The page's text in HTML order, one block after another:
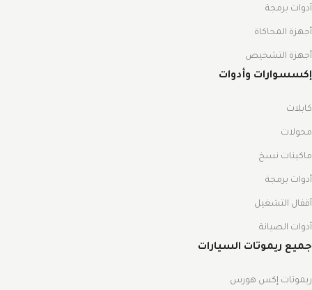
أدوات برمجة
أجهزة المحاكاة
أجهزة التشخيص
إكسسوارات وأدوات
كابلات
محولات
ماكينات نسخ
أدوات برمجة
أقفال التشغيل
أدوات الصيانة
جميع ريموتات السيارات
ريموتات إكس هورس